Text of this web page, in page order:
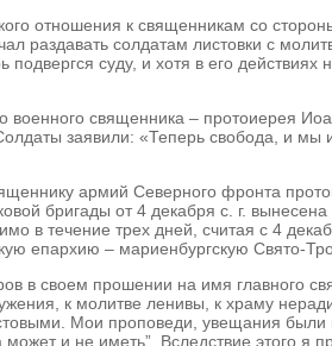
отношения к священникам со
раздавать солдатам листовки с
суду, и хотя в его
военного священника – протоиерея
заявили: «Теперь свобода, и
армий Северного фронта
бригады от 4 декабря с. г.
в течение трех дней, считая с 4
епархию – мариенбургскую Свято-
в своем прошении на имя
к молитве ленивы, к храму
Мои проповеди, увещания были
и не иметь”. Вследствие этого я